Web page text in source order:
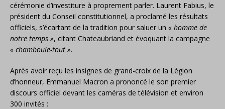
cérémonie d’investiture à proprement parler. Laurent Fabius, le
président du Conseil constitutionnel, a proclamé les résultats
officiels, s’écartant de la tradition pour saluer un « homme de
notre temps », citant Chateaubriand et évoquant la campagne
« chamboule-tout ».
Après avoir reçu les insignes de grand-croix de la Légion
d’honneur, Emmanuel Macron a prononcé le son premier
discours officiel devant les caméras de télévision et environ
300 invités :